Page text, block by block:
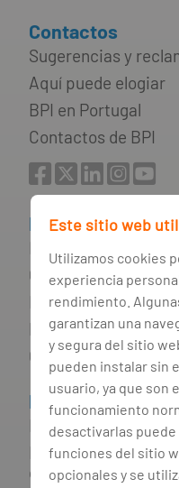
Contactos
Sugerencias y
Aquí puede elogiar
BPI en Portugal
Contactos de BPI
Información útil
Citas
Información
Preguntas
Glosario
Información
Derecho al Olvido
Incumplimiento de
crédito y red de
Este sitio web
Utilizamos cookies
experiencia
rendimiento.
garantizan una
y segura del sitio
pueden instalar sin
usuario, ya que son
funcionamiento
desactivarlas
funciones del sitio
opcionales y se